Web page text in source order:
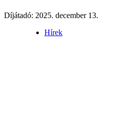
Díjátadó: 2025. december 13.
Hírek